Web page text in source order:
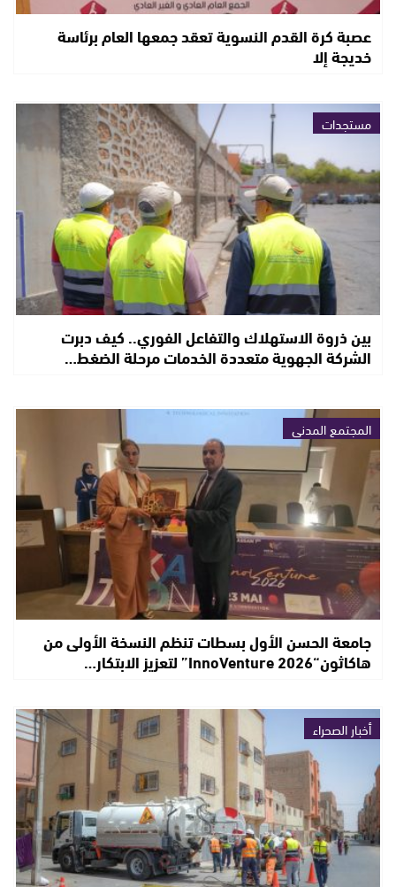
عصبة كرة القدم النسوية تعقد جمعها العام برئاسة
خديجة إلا
مستجدات
بين ذروة الاستهلاك والتفاعل الفوري.. كيف دبرت
الشركة الجهوية متعددة الخدمات مرحلة الضغط…
المجتمع المدني
جامعة الحسن الأول بسطات تنظم النسخة الأولى من
هاكاثون“InnoVenture 2026” لتعزيز الابتكار…
أخبار الصحراء